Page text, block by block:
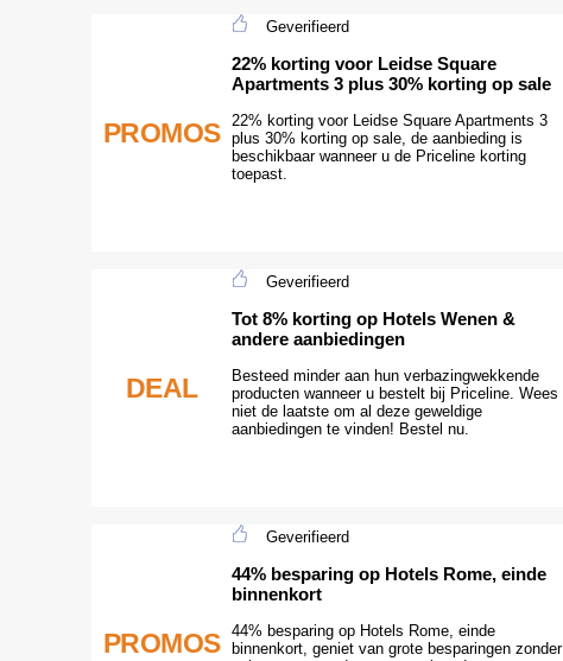
PROMOS
Geverifieerd
22% korting voor Leidse Square
Apartments 3 plus 30% korting op sale
22% korting voor Leidse Square Apartments 3
plus 30% korting op sale, de aanbieding is
beschikbaar wanneer u de Priceline korting
toepast.
DEAL
Geverifieerd
Tot 8% korting op Hotels Wenen &
andere aanbiedingen
Besteed minder aan hun verbazingwekkende
producten wanneer u bestelt bij Priceline. Wees
niet de laatste om al deze geweldige
aanbiedingen te vinden! Bestel nu.
PROMOS
Geverifieerd
44% besparing op Hotels Rome, einde
binnenkort
44% besparing op Hotels Rome, einde
binnenkort, geniet van grote besparingen zonder